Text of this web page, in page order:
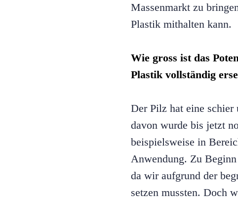
Massenmarkt zu
Plastik mithalten kann.
Wie gross ist das
Plastik vollständig
Der Pilz hat eine
davon wurde bis jetzt
beispielsweise in
Anwendung. Zu
da wir aufgrund der
setzen mussten. Doch